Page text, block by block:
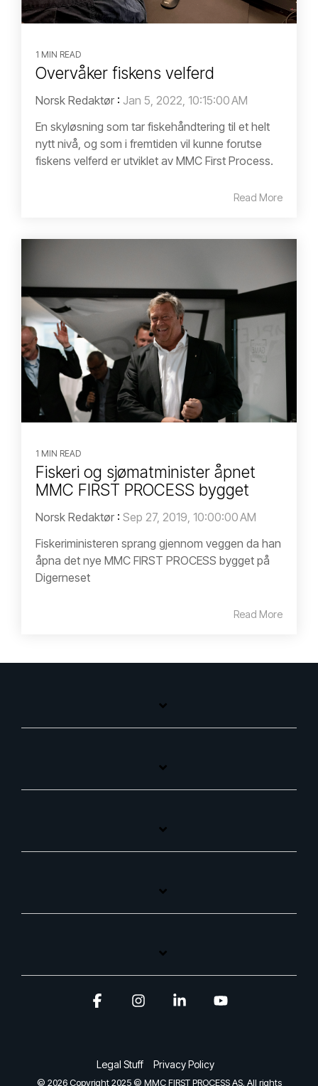
1 MIN READ
Overvåker fiskens velferd
Norsk Redaktør : Jan 5, 2022, 10:15:00 AM
En skyløsning som tar fiskehåndtering til et helt
nytt nivå, og som i fremtiden vil kunne forutse
fiskens velferd er utviklet av MMC First Process.
Read More
1 MIN READ
Fiskeri og sjømatminister åpnet
MMC FIRST PROCESS bygget
Norsk Redaktør : Sep 27, 2019, 10:00:00 AM
Fiskeriministeren sprang gjennom veggen da han
åpna det nye MMC FIRST PROCESS bygget på
Digerneset
Read More
Legal Stuff Privacy Policy
© 2026 Copyright 2025 © MMC FIRST PROCESS AS. All rights
FacebookInstagramLinkedin